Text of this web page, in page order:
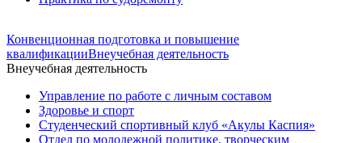
Конвенционная подготовка и повышение
квалификацииВнеучебная деятельность
Внеучебная деятельность
Управление по работе с личным составом
Здоровье и спорт
Студенческий спортивный клуб «Акулы Каспия»
Отдел по молодежной политике, творческим